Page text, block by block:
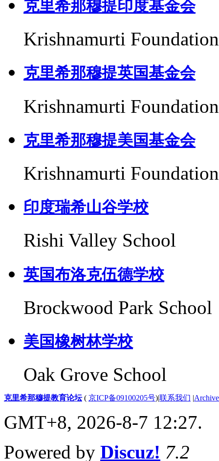
克里希那穆提印度基金会
Krishnamurti
克里希那穆提英国基金会
Krishnamurti
克里希那穆提美国基金会
Krishnamurti
印度瑞希山谷学校
Rishi Valley School
英国布洛克伍德学校
Brockwood Park School
美国橡树林学校
Oak Grove School
克里希那穆提教育论坛( 京ICP备09100205号)|联系我们 |
GMT+8, 2026-8-7 12:27.
Powered by Discuz! 7.2